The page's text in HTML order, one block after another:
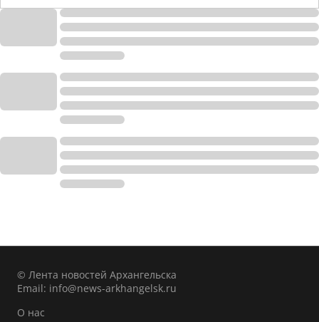
© Лента новостей Архангельска
Email: info@news-arkhangelsk.ru
О нас